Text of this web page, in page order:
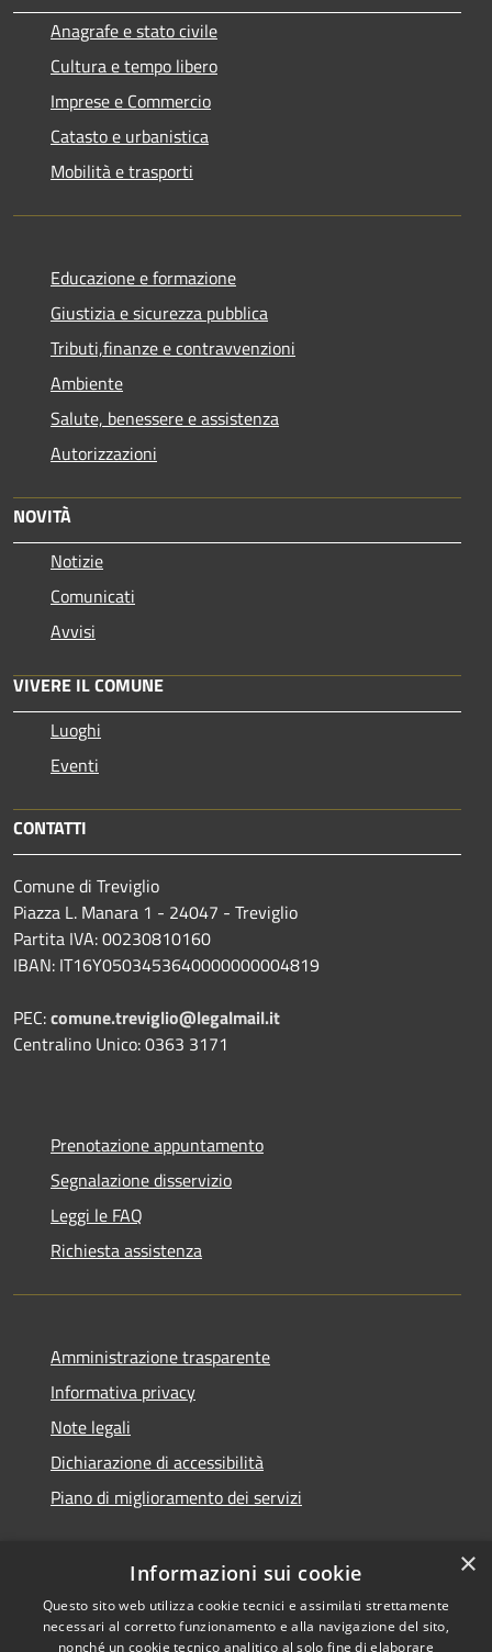
Anagrafe e stato civile
Cultura e tempo libero
Imprese e Commercio
Catasto e urbanistica
Mobilità e trasporti
Educazione e formazione
Giustizia e sicurezza pubblica
Tributi,finanze e contravvenzioni
Ambiente
Salute, benessere e assistenza
Autorizzazioni
NOVITÀ
Notizie
Comunicati
Avvisi
VIVERE IL COMUNE
Luoghi
Eventi
CONTATTI
Comune di Treviglio
Piazza L. Manara 1 - 24047 - Treviglio
Partita IVA: 00230810160
IBAN: IT16Y0503453640000000004819
PEC:comune.treviglio@legalmail.it
Centralino Unico: 0363 3171
Prenotazione appuntamento
Segnalazione disservizio
Leggi le FAQ
Richiesta assistenza
Amministrazione trasparente
Informativa privacy
Note legali
Dichiarazione di accessibilità
Piano di miglioramento dei servizi
RSS
Accessibilità
Copyright © 2026 • Comune di
Treviglio • Powered by
×
Informazioni sui cookie
Questo sito web utilizza cookie tecnici e assimilati strettamente
necessari al corretto funzionamento e alla navigazione del sito,
nonché un cookie tecnico analitico al solo fine di elaborare